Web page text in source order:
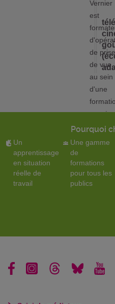
Vernier
est
de
de vue,
au sein
d'une
menée
en
l'INA.
Diversité
et
Pourquoi
Un
apprentissage
en situation
réelle de
travail
Une gamme
de
formations
pour tous les
publics